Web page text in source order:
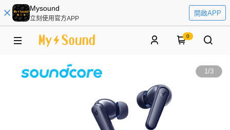
Mysound
立刻使用官方APP
開啟APP
0
1/3